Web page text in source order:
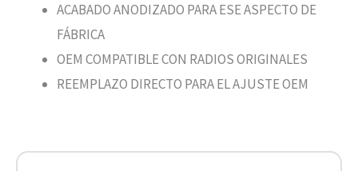
ACABADO ANODIZADO PARA ESE ASPECTO DE
FÁBRICA
OEM COMPATIBLE CON RADIOS ORIGINALES
REEMPLAZO DIRECTO PARA EL AJUSTE OEM